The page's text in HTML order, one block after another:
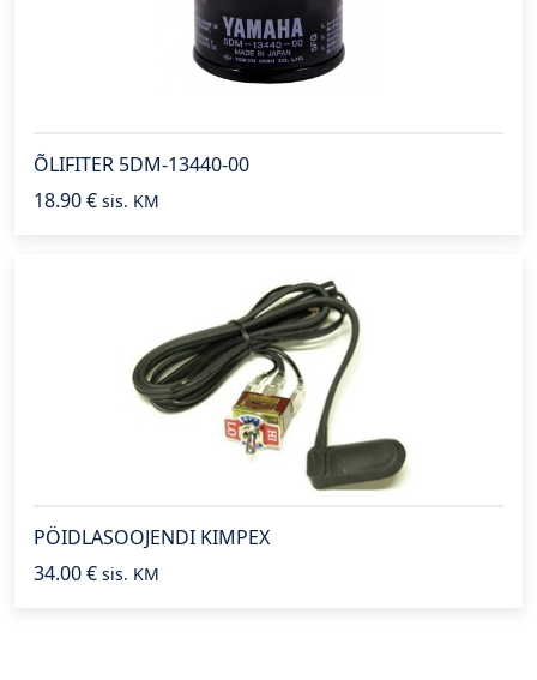
ÕLIFITER 5DM-13440-00
18.90€ sis. KM
PÖIDLASOOJENDI KIMPEX
34.00€ sis. KM